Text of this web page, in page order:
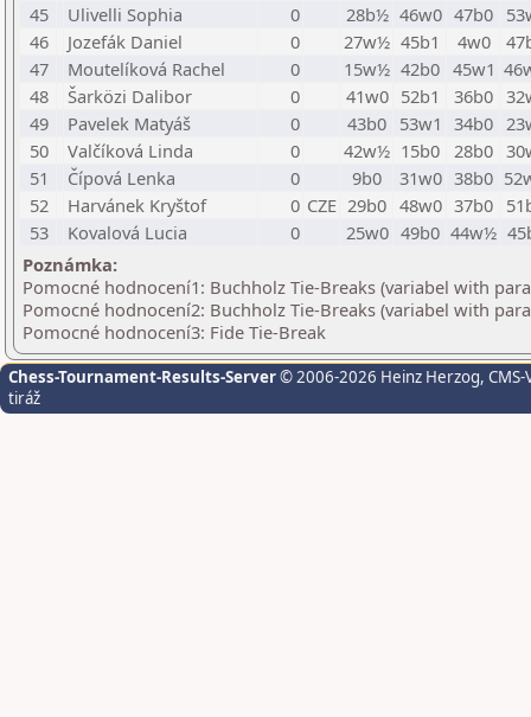
45
Ulivelli Sophia 0 28b½ 46w0 47b0
46
Jozefák Daniel 0 27w½ 45b1 4w0
47
Moutelíková Rachel 0 15w½ 42b0 45w1
48
Šarközi Dalibor 0 41w0 52b1 36b0
49
Pavelek Matyáš 0 43b0 53w1 34b0
50
Valčíková Linda 0 42w½ 15b0 28b0
51
Čípová Lenka 0 9b0 31w0 38b0
52
Harvánek Kryštof 0 CZE 29b0 48w0 37b0
53
Kovalová Lucia 0 25w0 49b0 44w½
Poznámka:
Pomocné hodnocení1: Buchholz Tie-Breaks (variabel with
Pomocné hodnocení2: Buchholz Tie-Breaks (variabel with
Pomocné hodnocení3: Fide Tie-Break
Chess-Tournament-Results-Server© 2006-2026 Heinz Herzog,
tiráž